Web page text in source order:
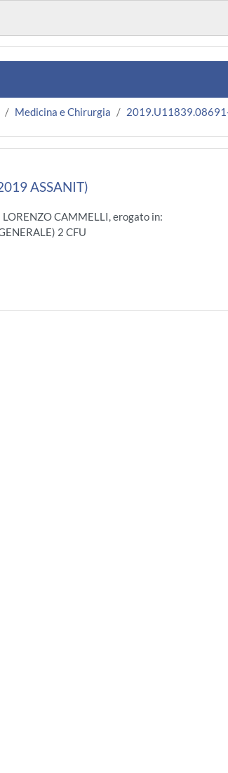
Medicina e Chirurgia
ASSANIT)
CAMMELLI, erogato in:
2 CFU